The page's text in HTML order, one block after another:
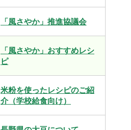
「風さやか」推進協議会
「風さやか」おすすめレシ
ピ
米粉を使ったレシピのご紹
介（学校給食向け）